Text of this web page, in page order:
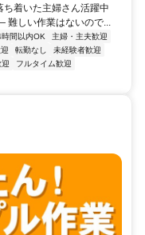
ち着いた主婦さん活躍中
い作業はないので...
時間以内OK
主婦・主夫歓迎
転勤なし
未経験者歓迎
フルタイム歓迎